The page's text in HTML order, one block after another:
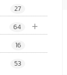
27
+
64
16
53